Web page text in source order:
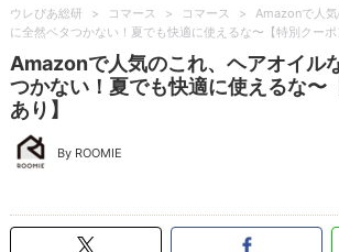
ウレぴあ総研 > コマース > コマース >
Amazonで人
に全然ベタつかない！夏でも快適に使えるな〜【特別クーポ
Amazonで人気のこれ、ヘアオイル
つかない！夏でも快適に使えるな〜
あり】
By ROOMIE